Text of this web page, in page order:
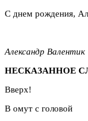
С днем рождения,
Александр Валентик
НЕСКАЗАННОЕ
Вверх!
В омут с головой